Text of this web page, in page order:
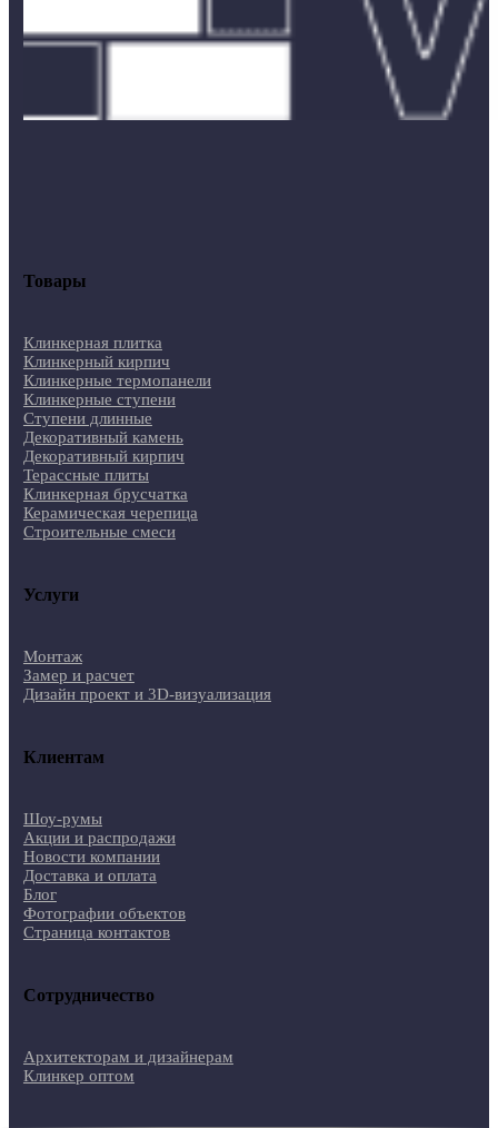
Товары
Клинкерная плитка
Клинкерный кирпич
Клинкерные термопанели
Клинкерные ступени
Ступени длинные
Декоративный камень
Декоративный кирпич
Терассные плиты
Клинкерная брусчатка
Керамическая черепица
Строительные смеси
Услуги
Монтаж
Замер и расчет
Дизайн проект и 3D-визуализация
Клиентам
Шоу-румы
Акции и распродажи
Новости компании
Доставка и оплата
Блог
Фотографии объектов
Страница контактов
Сотрудничество
Архитекторам и дизайнерам
Клинкер оптом